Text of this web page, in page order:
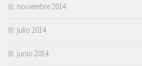
noviembre 2014
julio 2014
junio 2014